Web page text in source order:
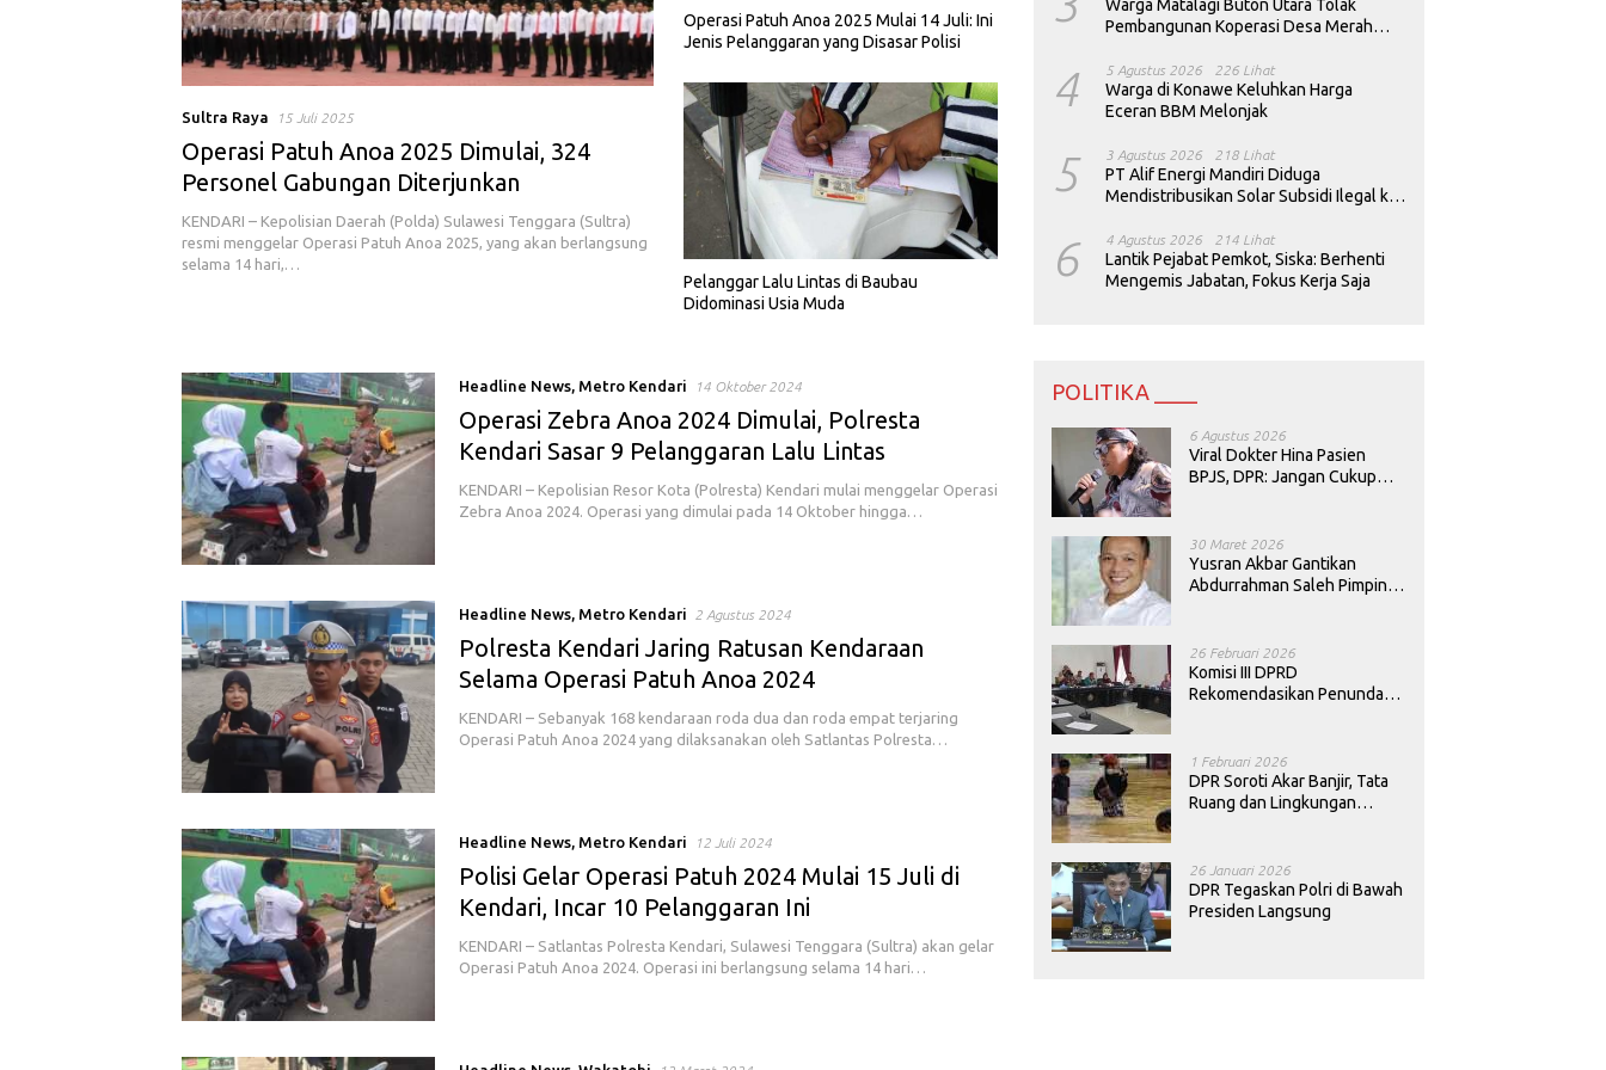
Sultra Raya 15 Juli 2025
Operasi Patuh Anoa 2025 Dimulai, 324
Personel Gabungan Diterjunkan
KENDARI – Kepolisian Daerah (Polda) Sulawesi Tenggara (Sultra)
resmi menggelar Operasi Patuh Anoa 2025, yang akan berlangsung
selama 14 hari,…
Operasi Patuh Anoa 2025 Mulai 14 Juli: Ini
Jenis Pelanggaran yang Disasar Polisi
Pelanggar Lalu Lintas di Baubau
Didominasi Usia Muda
Headline News, Metro Kendari 14 Oktober 2024
Operasi Zebra Anoa 2024 Dimulai, Polresta
Kendari Sasar 9 Pelanggaran Lalu Lintas
KENDARI – Kepolisian Resor Kota (Polresta) Kendari mulai menggelar Operasi
Zebra Anoa 2024. Operasi yang dimulai pada 14 Oktober hingga…
Headline News, Metro Kendari 2 Agustus 2024
Polresta Kendari Jaring Ratusan Kendaraan
Selama Operasi Patuh Anoa 2024
KENDARI – Sebanyak 168 kendaraan roda dua dan roda empat terjaring
Operasi Patuh Anoa 2024 yang dilaksanakan oleh Satlantas Polresta…
Headline News, Metro Kendari 12 Juli 2024
Polisi Gelar Operasi Patuh 2024 Mulai 15 Juli di
Kendari, Incar 10 Pelanggaran Ini
KENDARI – Satlantas Polresta Kendari, Sulawesi Tenggara (Sultra) akan gelar
Operasi Patuh Anoa 2024. Operasi ini berlangsung selama 14 hari…
Warga Matalagi Buton Utara Tolak
Pembangunan Koperasi Desa Merah
4 5 Agustus 2026 226 Lihat
Warga di Konawe Keluhkan Harga
Eceran BBM Melonjak
5 3 Agustus 2026 218 Lihat
PT Alif Energi Mandiri Diduga
Mendistribusikan Solar Subsidi Ilegal ke
6 4 Agustus 2026 214 Lihat
Lantik Pejabat Pemkot, Siska: Berhenti
Mengemis Jabatan, Fokus Kerja Saja
POLITIKA ____
6 Agustus 2026
Viral Dokter Hina Pasien
BPJS, DPR: Jangan Cukup
30 Maret 2026
Yusran Akbar Gantikan
Abdurrahman Saleh Pimpin
26 Februari 2026
Komisi III DPRD
Rekomendasikan Penundaan
1 Februari 2026
DPR Soroti Akar Banjir, Tata
Ruang dan Lingkungan
26 Januari 2026
DPR Tegaskan Polri di Bawah
Presiden Langsung